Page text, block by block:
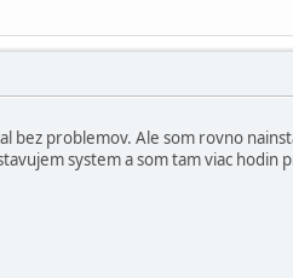
bez problemov. Ale som rovno
system a som tam viac hodin